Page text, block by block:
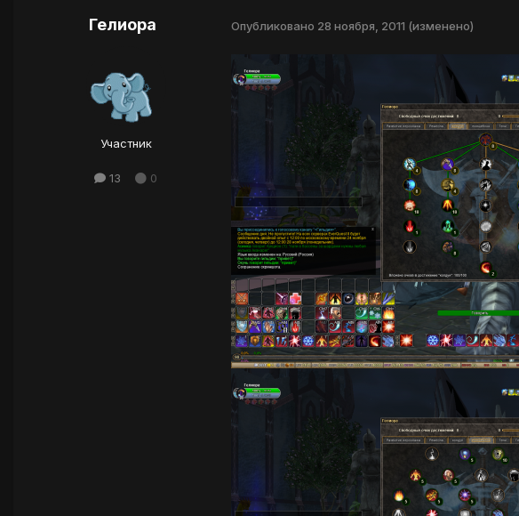
Гелиора
Участник
13 0
Опубликовано 28 ноября, 2011 (изменено)